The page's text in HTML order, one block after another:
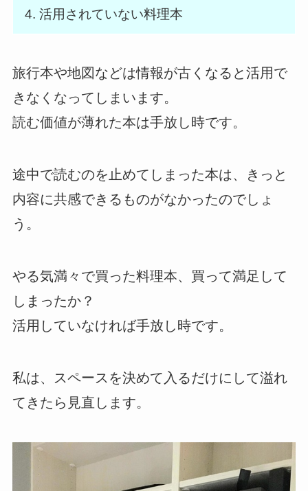
活用されていない料理本
旅行本や地図などは情報が古くなると活用で
きなくなってしまいます。
読む価値が薄れた本は手放し時です。
途中で読むのを止めてしまった本は、きっと
内容に共感できるものがなかったのでしょ
う。
やる気満々で買った料理本、買って満足して
しまったか？
活用していなければ手放し時です。
私は、スペースを決めて入るだけにして溢れ
てきたら見直します。